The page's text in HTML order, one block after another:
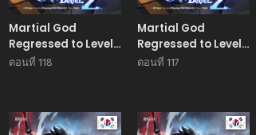
Martial God
Regressed to Level
2
ตอนที่ 118
Martial God
Regressed to Level
2
ตอนที่ 117
Manhwa